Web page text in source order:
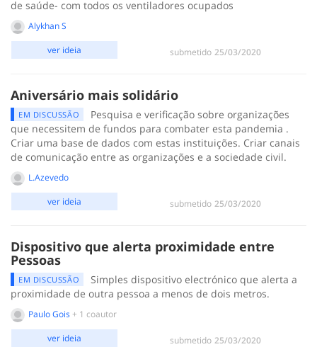
de saúde- com todos os ventiladores ocupados
Alykhan S
submetido ‎25/03/2020
ver ideia
Aniversário mais solidário
EM DISCUSSÃO
Pesquisa e verificação sobre organizações
que necessitem de fundos para combater esta pandemia .
Criar uma base de dados com estas instituições. Criar canais
de comunicação entre as organizações e a sociedade civil.
L.Azevedo
submetido ‎25/03/2020
ver ideia
Dispositivo que alerta proximidade entre
Pessoas
EM DISCUSSÃO
Simples dispositivo electrónico que alerta a
proximidade de outra pessoa a menos de dois metros.
Paulo Gois + 1 coautor
submetido ‎25/03/2020
ver ideia